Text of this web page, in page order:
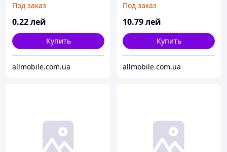
Под заказ
0.22лей
Купить
allmobile.com.ua
чёрная+русский
оригинал
Под заказ
10.79лей
Купить
allmobile.com.ua